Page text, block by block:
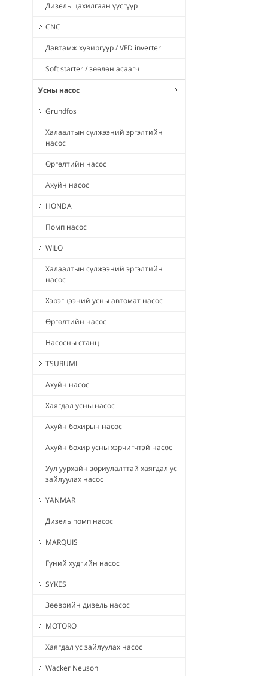
Дизель цахилгаан үүсгүүр
CNC
Давтамж хувиргуур / VFD inverter
Soft starter / зөөлөн асаагч
Усны насос
Grundfos
Халаалтын сүлжээний эргэлтийн
насос
Өргөлтийн насос
Ахуйн насос
HONDA
Помп насос
WILO
Халаалтын сүлжээний эргэлтийн
насос
Хэрэгцээний усны автомат насос
Өргөлтийн насос
Насосны станц
TSURUMI
Ахуйн насос
Хаягдал усны насос
Ахуйн бохирын насос
Ахуйн бохир усны хэрчигчтэй насос
Уул уурхайн зориулалттай хаягдал ус
зайлуулах насос
YANMAR
Дизель помп насос
MARQUIS
Гүний худгийн насос
SYKES
Зөөврийн дизель насос
MOTORO
Хаягдал ус зайлуулах насос
Wacker Neuson